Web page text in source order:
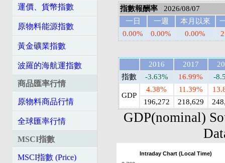
運價、貨幣指數
原物料能源指數
黃金礦業指數
波羅的海航運指數
商品匯率行情
原物料商品行情
全球匯率行情
MSCI指數
MSCI指數 (Price)
指數報酬率2026/08/07
一日
一週 本月以來
0.00%
0.00% 0.00%
2016 2017
指數
-3.63% 16.99% -
GDP
4.38% 11.39%
196,272
218,629
GDP(nominal)
Intraday Chart (Local Time)